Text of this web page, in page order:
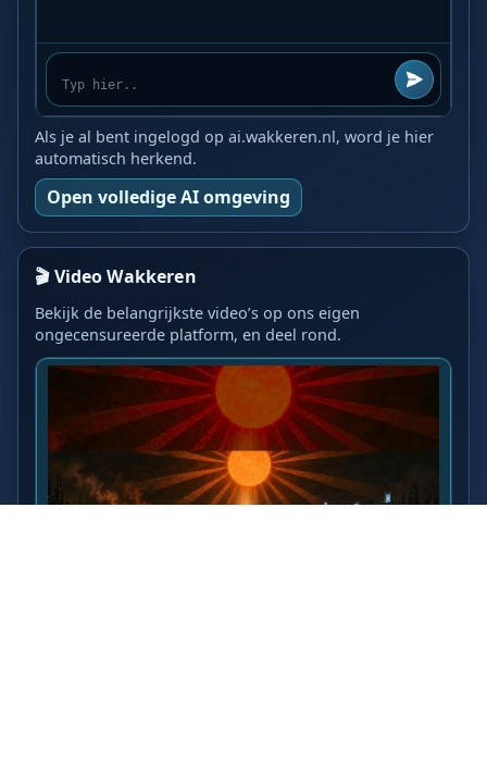
Als je al bent ingelogd op ai.wakkeren.nl, word je hier
automatisch herkend.
Open volledige AI omgeving
🎬 Video Wakkeren
Bekijk de belangrijkste video’s op ons eigen
ongecensureerde platform, en deel rond.